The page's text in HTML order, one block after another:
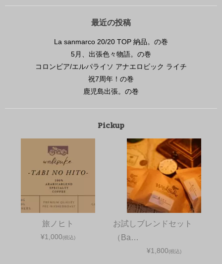
最近の投稿
La sanmarco 20/20 TOP 納品。の巻
5月、出張色々物語。の巻
コロンビア/エルパライソ アナエロビック ライチ
祝7周年！の巻
鹿児島出張。の巻
Pickup
旅ノヒト
¥1,000(税込)
お試しブレンドセット
（Ba…
¥1,800(税込)